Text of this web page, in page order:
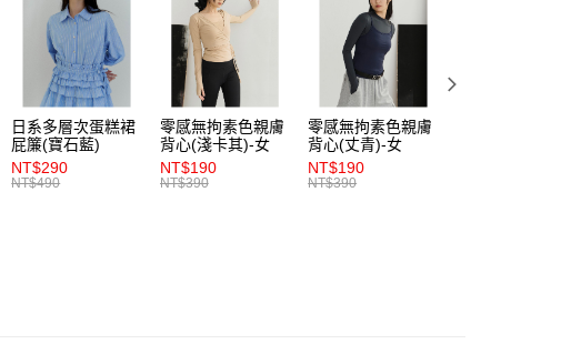
是否繳費成功／繳費後需取消欲退款等相關疑問，請聯繫「AFTEE先享後
付客戶支援中心」
https://netprotections.freshdesk.com/support/home
【注意事項】
１．透過由恩沛科技股份有限公司提供之「AFTEE先享後付」服務完成之
交易，需依本服務之必要範圍內提供個人資料，並將交易相關給付款項請
求債權轉讓予恩沛科技股份有限公司。
２．關於個人資料處理事宜，請瀏覽以下網址：
https://aftee.tw/terms/#terms3
３．未成年的使用者請事先徵得法定代理人或監護人之同意方可使用
付款後萊爾富取貨
每筆NT$80，滿NT$1,200(含以上)免運費
7-11取貨付款
每筆NT$80，滿NT$1,200(含以上)免運費
付款後7-11取貨
每筆NT$80，滿NT$1,200(含以上)免運費
日系多層次蛋糕裙
屁簾(寶石藍)
NT$290
NT$490
零感無拘素色親膚
背心(淺卡其)-女
NT$190
NT$390
零感無拘素色親膚
背心(丈青)-女
NT$190
NT$390